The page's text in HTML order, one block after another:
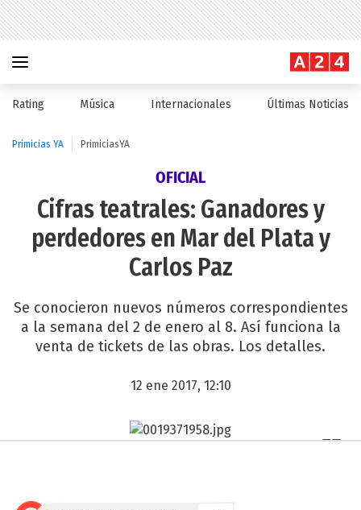
Rating Música Internacionales Últimas Noticias
Primicias YA PrimiciasYA
OFICIAL
Cifras teatrales: Ganadores y
perdedores en Mar del Plata y
Carlos Paz
Se conocieron nuevos números correspondientes
a la semana del 2 de enero al 8. Así funciona la
venta de tickets de las obras. Los detalles.
12 ene 2017, 12:10